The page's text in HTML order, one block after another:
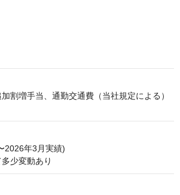
割増手当、通勤交通費（当社規定による）
2026年3月実績)
少変動あり